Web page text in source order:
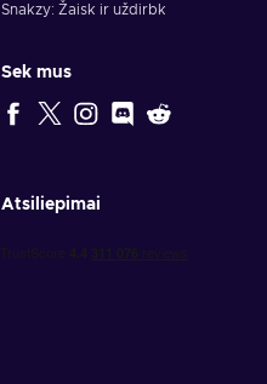
Snakzy: Žaisk ir uždirbk
Sek mus
Atsiliepimai